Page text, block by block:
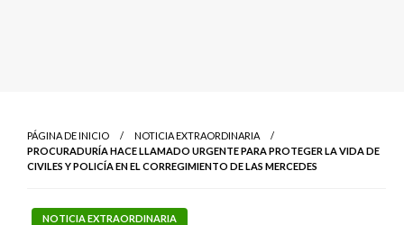
PÁGINA DE INICIO
NOTICIA EXTRAORDINARIA
PROCURADURÍA HACE LLAMADO URGENTE PARA PROTEGER LA VIDA DE
CIVILES Y POLICÍA EN EL CORREGIMIENTO DE LAS MERCEDES
NOTICIA EXTRAORDINARIA